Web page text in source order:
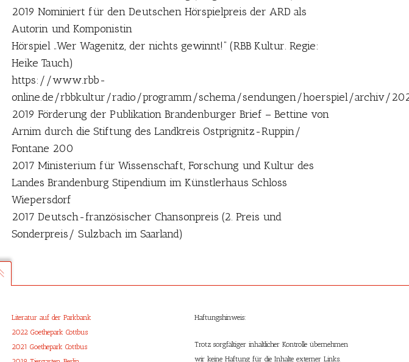
2019 Nominiert für den Deutschen Hörspielpreis der ARD als
Autorin und Komponistin
Hörspiel „Wer Wagenitz, der nichts gewinnt!“ (RBB Kultur. Regie:
Heike Tauch)
https://www.rbb-
online.de/rbbkultur/radio/programm/schema/sendungen/hoerspiel/archiv/
2019 Förderung der Publikation Brandenburger Brief – Bettine von
Arnim durch die Stiftung des Landkreis Ostprignitz-Ruppin/
Fontane 200
2017 Ministerium für Wissenschaft, Forschung und Kultur des
Landes Brandenburg Stipendium im Künstlerhaus Schloss
Wiepersdorf
2017 Deutsch-französischer Chansonpreis (2. Preis und
Sonderpreis/ Sulzbach im Saarland)
Literatur auf der Parkbank
2022 Goethepark Cottbus
2021 Goethepark Cottbus
Haftungshinweis:
Trotz sorgfältiger inhaltlicher Kontrolle übernehmen
wir keine Haftung für die Inhalte externer Links.